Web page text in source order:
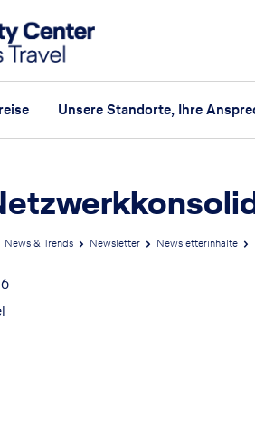
Unsere Standorte, Ihre
News & Trends Newsletter Newsletterinhalte